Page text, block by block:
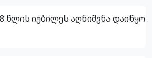
წლის იუბილეს აღნიშვნა დაიწყო